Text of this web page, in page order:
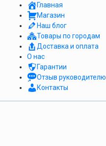
Главная
Магазин
Наш блог
Товары по городам
Доставка и оплата
О нас
Гарантии
Отзыв руководителю
Контакты